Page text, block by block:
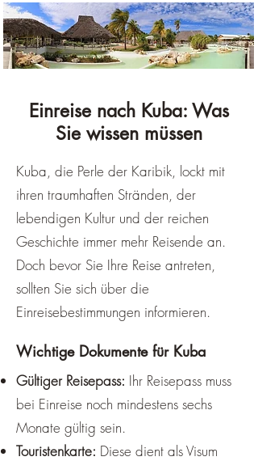
Wetter ist in dieser Zeit warm,
sonnig und trocken, mit einer
Durchschnittstemperatur von 28°C
Luftfeuchtigkeit. Die Trockenzeit ist
auch ideal für Städtereisen,
Strandurlaube und Tauchausflüge.
Allerdings ist diese Zeit auch die
beliebteste und teuerste Reisezeit
für Kuba, daher solltest du
frühzeitig buchen und dich auf
mehr Touristen einstellen.
Die Regenzeit von Mai bis
Oktober ist eine Alternative für
Reisende, die flexibel sind und
Geld sparen wollen. Das Wetter ist
in dieser Zeit heißer, feuchter und
regnerischer, mit einer
Durchschnittstemperatur von 31°C
und einer hohen Luftfeuchtigkeit.
Einreise nach Kuba: Was
Sie wissen müssen
Kuba, die Perle der Karibik, lockt mit
ihren traumhaften Stränden, der
lebendigen Kultur und der reichen
Geschichte immer mehr Reisende an.
Doch bevor Sie Ihre Reise antreten,
sollten Sie sich über die
Einreisebestimmungen informieren.
Wichtige Dokumente für Kuba
Gültiger Reisepass: Ihr Reisepass muss
bei Einreise noch mindestens sechs
Monate gültig sein.
Touristenkarte: Diese dient als Visum